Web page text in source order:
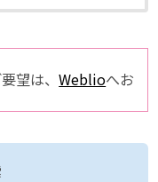
望は、Weblioへお